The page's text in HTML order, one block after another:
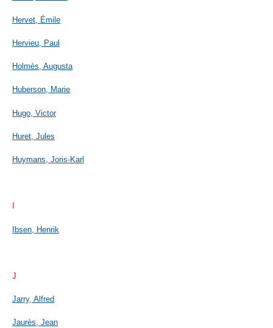
Hervet, Émile
Hervieu, Paul
Holmès, Augusta
Huberson, Marie
Hugo, Victor
Huret, Jules
Huymans, Joris-Karl
Ibsen, Henrik
J
Jarry, Alfred
Jaurès, Jean